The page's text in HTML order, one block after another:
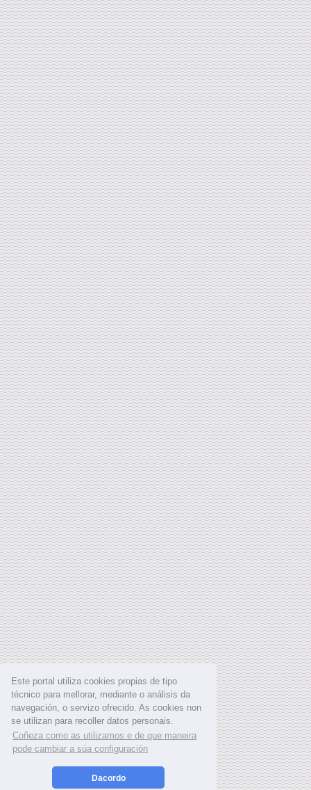
Este portal utiliza cookies propias de tipo
técnico para mellorar, mediante o análisis da
navegación, o servizo ofrecido. As cookies non
se utilizan para recoller datos personais.
Coñeza como as utilizamos e de que maneira
pode cambiar a súa configuración
Dacordo